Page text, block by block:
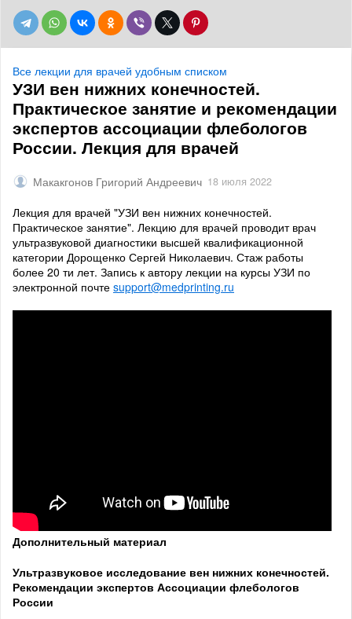
Все лекции для врачей удобным списком
УЗИ вен нижних конечностей.
Практическое занятие и рекомендации
экспертов ассоциации флебологов
России. Лекция для врачей
Макакгонов Григорий Андреевич 18 июля 2022
Лекция для врачей "УЗИ вен нижних конечностей.
Практическое занятие". Лекцию для врачей проводит врач
ультразвуковой диагностики высшей квалификационной
категории Дорощенко Сергей Николаевич. Стаж работы
более 20 ти лет. Запись к автору лекции на курсы УЗИ по
электронной почте support@medprinting.ru
Дополнительный материал
Ультразвуковое исследование вен нижних конечностей.
Рекомендации экспертов Ассоциации флебологов
России